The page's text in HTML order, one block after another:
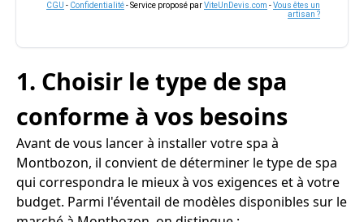
CGU - Confidentialité- Service proposé parViteUnDevis.com -Vous êtes un
artisan ?
1. Choisir le type de spa
conforme à vos besoins
Avant de vous lancer à installer votre spa à
Montbozon, il convient de déterminer le type de spa
qui correspondra le mieux à vos exigences et à votre
budget. Parmi l'éventail de modèles disponibles sur le